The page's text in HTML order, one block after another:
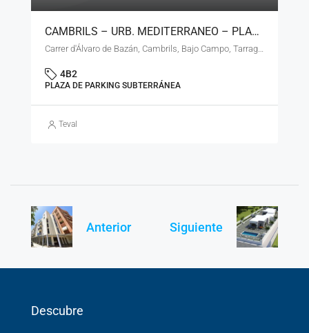
CAMBRILS – URB. MEDITERRANEO – PLAZA DE PARKING DOBLE SUBTERANEA – LN – 11223
Carrer d'Álvaro de Bazán, Cambrils, Bajo Campo, Tarragona, Cataluña, 43850, España
4B2
PLAZA DE PARKING SUBTERRÁNEA
Teval
Anterior Siguiente
Descubre